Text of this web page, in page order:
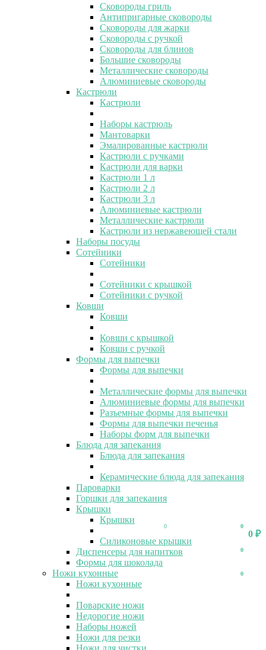
0
0 ₽
0
0
0
Сковороды гриль
Антипригарные сковороды
Сковороды для жарки
Сковороды с ручкой
Сковороды для блинов
Большие сковороды
Металлические сковороды
Алюминиевые сковороды
Кастрюли
Кастрюли
Наборы кастрюль
Мантоварки
Эмалированные кастрюли
Кастрюли с ручками
Кастрюли для варки
Кастрюли 1 л
Кастрюли 2 л
Кастрюли 3 л
Алюминиевые кастрюли
Металлические кастрюли
Кастрюли из нержавеющей стали
Наборы посуды
Сотейники
Сотейники
Сотейники с крышкой
Сотейники с ручкой
Ковши
Ковши
Ковши с крышкой
Ковши с ручкой
Формы для выпечки
Формы для выпечки
Металлические формы для выпечки
Алюминиевые формы для выпечки
Разъемные формы для выпечки
Формы для выпечки печенья
Наборы форм для выпечки
Блюда для запекания
Блюда для запекания
Керамические блюда для запекания
Пароварки
Горшки для запекания
Крышки
Крышки
Силиконовые крышки
Диспенсеры для напитков
Формы для шоколада
Ножи кухонные
Ножи кухонные
Поварские ножи
Недорогие ножи
Наборы ножей
Ножи для резки
Ножи для чистки